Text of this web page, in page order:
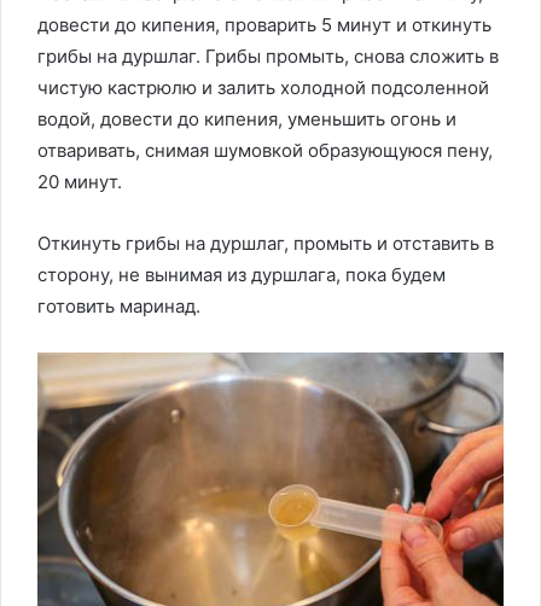
довести до кипения, проварить 5 минут и откинуть
грибы на дуршлаг. Грибы промыть, снова сложить в
чистую кастрюлю и залить холодной подсоленной
водой, довести до кипения, уменьшить огонь и
отваривать, снимая шумовкой образующуюся пену,
20 минут.
Откинуть грибы на дуршлаг, промыть и отставить в
сторону, не вынимая из дуршлага, пока будем
готовить маринад.